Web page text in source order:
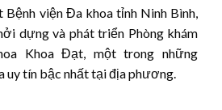
Bệnh viện Đa khoa tỉnh Ninh Bình,
dựng và phát triển Phòng khám
Khoa Đạt, một trong những
uy tín bậc nhất tại địa phương.